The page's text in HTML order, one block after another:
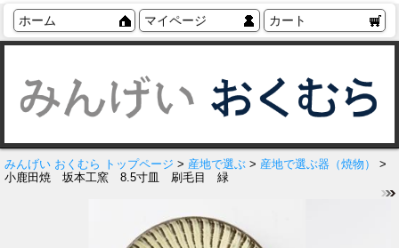
ホーム マイページ カート
みんげい おくむら トップページ > 産地で選ぶ > 産地で選ぶ器（焼物）
>
小鹿田焼 坂本工窯 8.5寸皿 刷毛目 緑